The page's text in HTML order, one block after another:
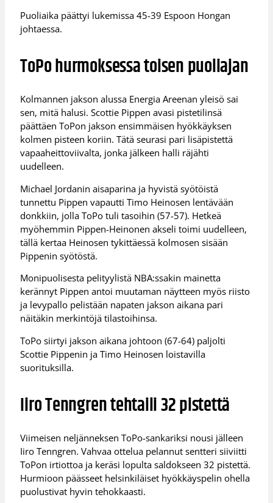
Puoliaika päättyi lukemissa 45-39 Espoon Hongan
johtaessa.
ToPo hurmoksessa toisen puoliajan
Kolmannen jakson alussa Energia Areenan yleisö sai
sen, mitä halusi. Scottie Pippen avasi pistetilinsä
päättäen ToPon jakson ensimmäisen hyökkäyksen
kolmen pisteen koriin. Tätä seurasi pari lisäpistettä
vapaaheittoviivalta, jonka jälkeen halli räjähti
uudelleen.
Michael Jordanin aisaparina ja hyvistä syötöistä
tunnettu Pippen vapautti Timo Heinosen lentävään
donkkiin, jolla ToPo tuli tasoihin (57-57). Hetkeä
myöhemmin Pippen-Heinonen akseli toimi uudelleen,
tällä kertaa Heinosen tykittäessä kolmosen sisään
Pippenin syötöstä.
Monipuolisesta pelityylistä NBA:ssakin mainetta
kerännyt Pippen antoi muutaman näytteen myös riisto
ja levypallo pelistään napaten jakson aikana pari
näitäkin merkintöjä tilastoihinsa.
ToPo siirtyi jakson aikana johtoon (67-64) paljolti
Scottie Pippenin ja Timo Heinosen loistavilla
suorituksilla.
Iiro Tenngren tehtaili 32 pistettä
Viimeisen neljänneksen ToPo-sankariksi nousi jälleen
Iiro Tenngren. Vahvaa ottelua pelannut sentteri siiviitti
ToPon irtiottoa ja keräsi lopulta saldokseen 32 pistettä.
Hurmioon päässeet helsinkiläiset hyökkäyspelin ohella
puolustivat hyvin tehokkaasti.